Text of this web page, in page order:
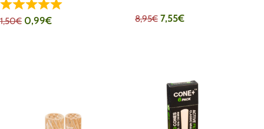
1,50€ 0,99€ 8,95€ 7,55€